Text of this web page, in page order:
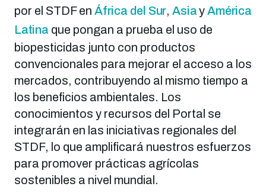
por el STDF en África del Sur,AsiayAmérica
Latina que pongan a prueba el uso de
biopesticidas junto con productos
convencionales para mejorar el acceso a los
mercados, contribuyendo al mismo tiempo a
los beneficios ambientales. Los
conocimientos y recursos del Portal se
integrarán en las iniciativas regionales del
STDF, lo que amplificará nuestros esfuerzos
para promover prácticas agrícolas
sostenibles a nivel mundial.